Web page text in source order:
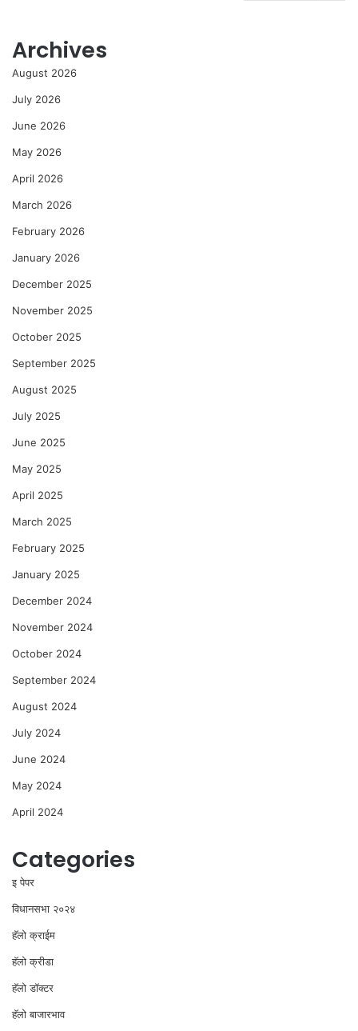
Archives
August 2026
July 2026
June 2026
May 2026
April 2026
March 2026
February 2026
January 2026
December 2025
November 2025
October 2025
September 2025
August 2025
July 2025
June 2025
May 2025
April 2025
March 2025
February 2025
January 2025
December 2024
November 2024
October 2024
September 2024
August 2024
July 2024
June 2024
May 2024
April 2024
Categories
इ पेपर
विधानसभा २०२४
⁠हॅलो क्राईम
हॅलो क्रीडा
हॅलो डॉक्टर
हॅलो बाजारभाव